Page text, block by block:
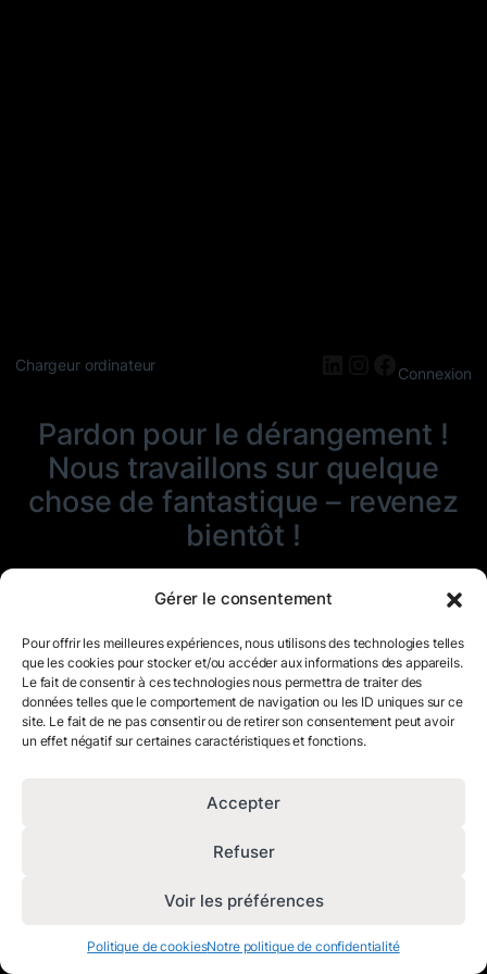
Gérer le consentement
Pour offrir les meilleures expériences, nous utilisons des technologies telles
que les cookies pour stocker et/ou accéder aux informations des appareils.
Le fait de consentir à ces technologies nous permettra de traiter des
données telles que le comportement de navigation ou les ID uniques sur ce
site. Le fait de ne pas consentir ou de retirer son consentement peut avoir
un effet négatif sur certaines caractéristiques et fonctions.
Accepter
Refuser
Voir les préférences
Politique de cookiesNotre politique de confidentialité
Chargeur ordinateur LinkedIn
Instagram
Connexion
Pardon pour le dérangement !
Nous travaillons sur quelque
chose de fantastique – revenez
bientôt !